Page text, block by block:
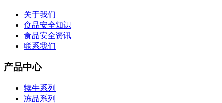
关于我们
食品安全知识
食品安全资讯
联系我们
产品中心
犊牛系列
冻品系列